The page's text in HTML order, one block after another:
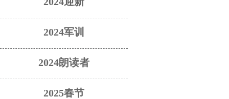
2024军训
2024朗读者
2025春节